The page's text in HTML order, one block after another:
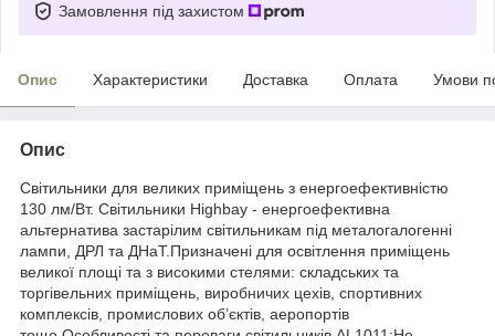
Замовлення під захистом
Опис Характеристики Доставка Оплата Умови
Опис
Світильники для великих приміщень з енергоефективністю
130 лм/Вт. Світильники Highbay - енергоефективна
альтернатива застарілим світильникам під металогалогенні
лампи, ДРЛ та ДНаТ.Призначені для освітлення приміщень
великої площі та з високими стелями: складських та
торгівельних приміщень, виробничих цехів, спортивних
комплексів, промислових об’єктів, аеропортів